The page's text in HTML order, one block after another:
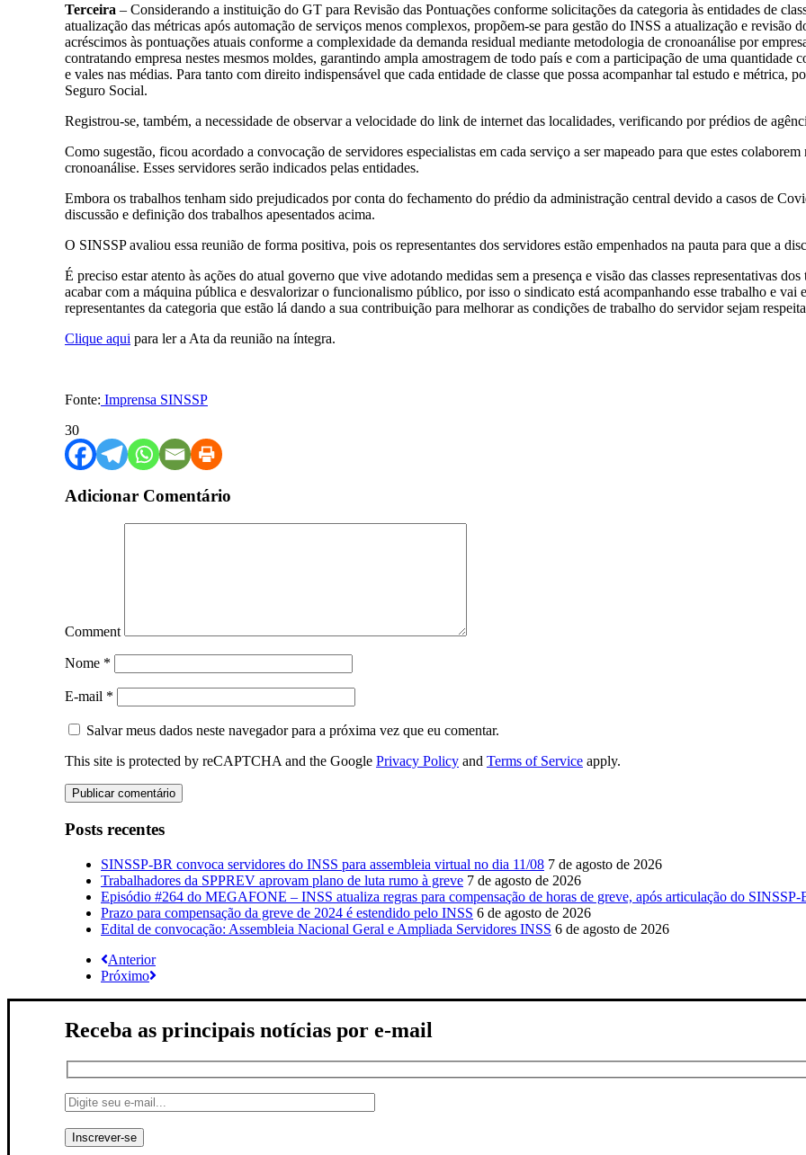
Terceira – Considerando a instituição do GT para Revisão das Pontuações conforme solicitações da categoria às entidades de
atualização das métricas após automação de serviços menos complexos, propõem-se para gestão do INSS a atualização e revisão
acréscimos às pontuações atuais conforme a complexidade da demanda residual mediante metodologia de cronoanálise por
contratando empresa nestes mesmos moldes, garantindo ampla amostragem de todo país e com a participação de uma
e vales nas médias. Para tanto com direito indispensável que cada entidade de classe que possa acompanhar tal estudo e métrica,
Seguro Social.
Registrou-se, também, a necessidade de observar a velocidade do link de internet das localidades, verificando por prédios de
Como sugestão, ficou acordado a convocação de servidores especialistas em cada serviço a ser mapeado para que estes
cronoanálise. Esses servidores serão indicados pelas entidades.
Embora os trabalhos tenham sido prejudicados por conta do fechamento do prédio da administração central devido a casos de
discussão e definição dos trabalhos apesentados acima.
O SINSSP avaliou essa reunião de forma positiva, pois os representantes dos servidores estão empenhados na pauta para que a
É preciso estar atento às ações do atual governo que vive adotando medidas sem a presença e visão das classes representativas
acabar com a máquina pública e desvalorizar o funcionalismo público, por isso o sindicato está acompanhando esse trabalho e vai
representantes da categoria que estão lá dando a sua contribuição para melhorar as condições de trabalho do servidor sejam
Clique aqui para ler a Ata da reunião na íntegra.
Fonte: Imprensa SINSSP
30
Adicionar Comentário
Comment
Nome *
E-mail *
Salvar meus dados neste navegador para a próxima vez que eu comentar.
This site is protected by reCAPTCHA and the Google Privacy Policy and Terms of Service apply.
Posts recentes
SINSSP-BR convoca servidores do INSS para assembleia virtual no dia 11/08 7 de agosto de 2026
Trabalhadores da SPPREV aprovam plano de luta rumo à greve 7 de agosto de 2026
Episódio #264 do MEGAFONE – INSS atualiza regras para compensação de horas de greve, após articulação do SINSSP-
Prazo para compensação da greve de 2024 é estendido pelo INSS 6 de agosto de 2026
Edital de convocação: Assembleia Nacional Geral e Ampliada Servidores INSS 6 de agosto de 2026
Anterior
Próximo
Receba as principais notícias por e-mail